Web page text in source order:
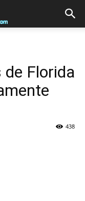
de Florida
438